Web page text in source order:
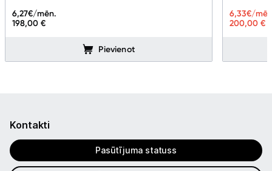
198,00 €
6,27€/mēn.
Pievienot
200,00 €
6,33€/
Kontakti
Pasūtījuma statuss